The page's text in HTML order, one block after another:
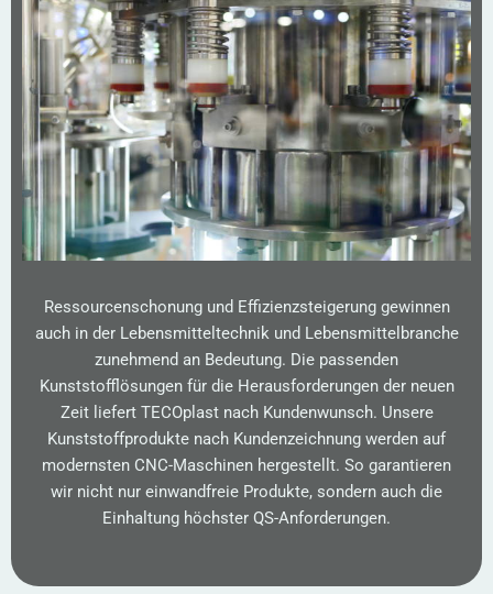
Ressourcenschonung und Effizienzsteigerung gewinnen
auch in der Lebensmitteltechnik und Lebensmittelbranche
zunehmend an Bedeutung. Die passenden
Kunststofflösungen für die Herausforderungen der neuen
Zeit liefert TECOplast nach Kundenwunsch. Unsere
Kunststoffprodukte nach Kundenzeichnung werden auf
modernsten CNC-Maschinen hergestellt. So garantieren
wir nicht nur einwandfreie Produkte, sondern auch die
Einhaltung höchster QS-Anforderungen.